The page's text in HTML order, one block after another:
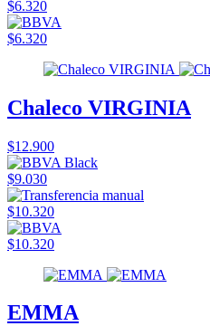
$6.320
$6.320
Chaleco VIRGINIA
$12.900
$9.030
$10.320
$10.320
EMMA